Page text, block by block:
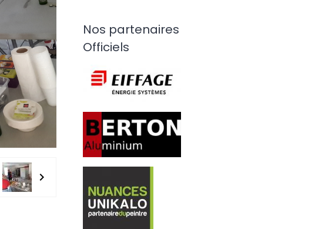
Nos partenaires
Officiels